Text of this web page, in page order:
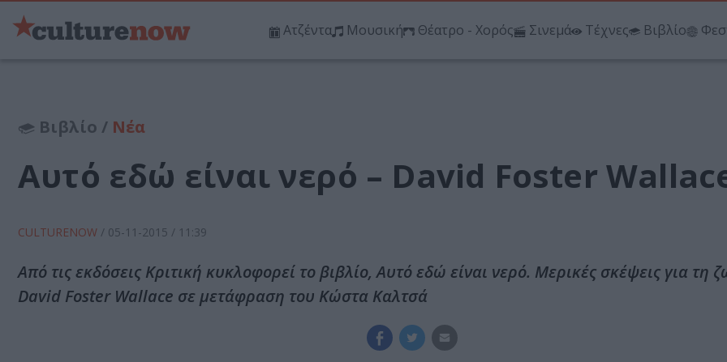
Ατζέντα Μουσική Θέατρο - Χορός Σινεμά Τέχνες Βιβλίο
Βιβλίο / Νέα
Αυτό εδώ είναι νερό – David Foster
CULTURENOW / 05-11-2015 / 11:39
Από τις εκδόσεις Κριτική κυκλοφορεί το βιβλίο, Αυτό εδώ είναι νερό. Μερικές σκέψεις για τη
David Foster Wallace σε μετάφραση του Κώστα Καλτσά